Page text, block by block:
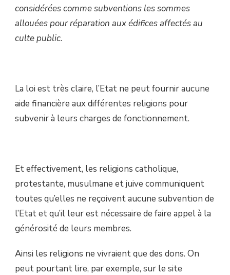
considérées comme subventions les sommes
allouées pour réparation aux édifices affectés au
culte public.
La loi est très claire, l’Etat ne peut fournir aucune
aide financière aux différentes religions pour
subvenir à leurs charges de fonctionnement.
Et effectivement, les religions catholique,
protestante, musulmane et juive communiquent
toutes qu’elles ne reçoivent aucune subvention de
l’Etat et qu’il leur est nécessaire de faire appel à la
générosité de leurs membres.
Ainsi les religions ne vivraient que des dons. On
peut pourtant lire, par exemple, sur le site